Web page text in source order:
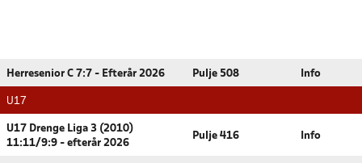
Herresenior C 7:7 - Efterår 2026 Pulje 508 Info
U17
U17 Drenge Liga 3 (2010)
11:11/9:9 - efterår 2026
Pulje 416 Info